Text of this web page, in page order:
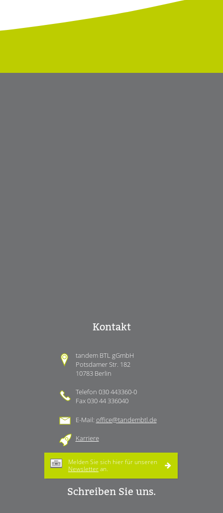
Kontakt
tandem BTL gGmbH
Potsdamer Str. 182
10783 Berlin
Telefon 030 443360-0
Fax 030 44 336040
E-Mail: office@tandembtl.de
Karriere
Melden Sie sich hier für unseren
Newsletteran.
Schreiben Sie uns.